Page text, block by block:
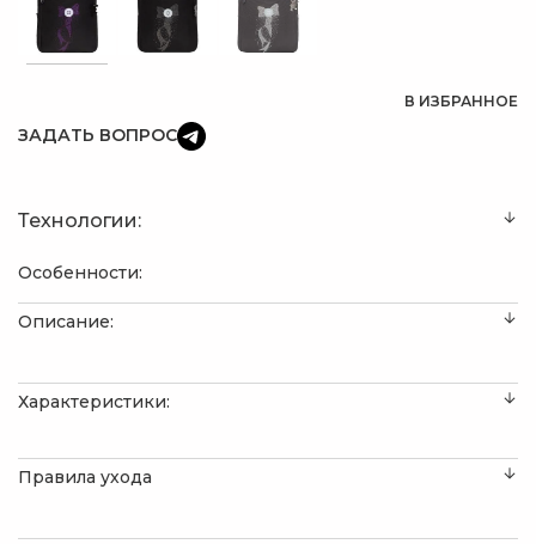
В ИЗБРАННОЕ
ЗАДАТЬ ВОПРОС
Технологии:
Особенности:
Описание:
Характеристики:
Правила ухода